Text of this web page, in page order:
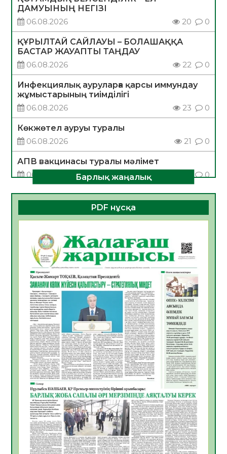
ДАМУЫНЫҢ НЕГІЗІ
06.08.2026
20 0
ҚҰРЫЛТАЙ САЙЛАУЫ – БОЛАШАҚҚА
БАСТАР ЖАУАПТЫ ТАҢДАУ
06.08.2026
22 0
Инфекциялық ауруларға қарсы иммундау
жұмыстарының тиімділігі
06.08.2026
23 0
Көкжөтел ауруы туралы
06.08.2026
21 0
АПВ вакцинасы туралы мәлімет
06.08.2026
0
Open Air: Қызылорда облысы полиция
департаменті 20 мыңнан астам
көрерменнің қауіпсіздігін қамтамасыз етті
ҚЫЗЫЛОРДАДА «САНАЛЫ ҰРПАҚ –
ЖАРҚЫН БОЛАШАҚ» АТТЫ КЕҢЕЙТІЛГЕН
МӘЖІЛІС ӨТТІ
05.08.2026
34
Қазақстан Орталық Азиядағы көшуге ең
қолайлы ел атанды
05.08.2026
35
Өрт қауіпсіздігі талаптарын сақтау – әр
азаматтың міндеті
05.08.2026
35
Руслан Рүстемұлы облыс әкімінің
кеңесшісі болып тағайындалды
05.08.2026
33
Цифрландыру саласын дамыту аясында
салынатын жаңа орталықтың жобасы
талқыланды
Барлық жаңалық
PDF нұсқа